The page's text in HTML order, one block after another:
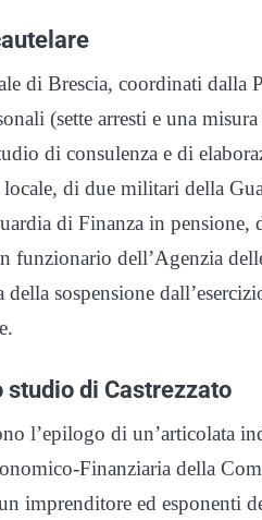
di Brescia, coordinati dalla
(sette arresti e una
di consulenza e di
di due militari della
di Finanza in pensione,
funzionario dell’Agenzia
sospensione
studio di Castrezzato
l’epilogo di un’articolata
Finanziaria della
imprenditore ed esponenti